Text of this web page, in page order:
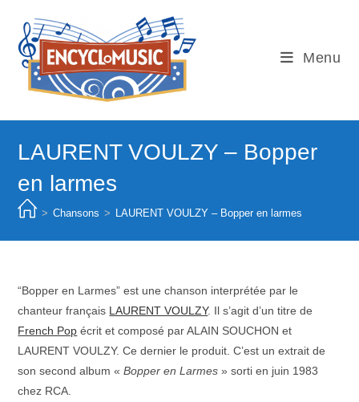
content
Menu
LAURENT VOULZY – Bopper
en larmes
> Chansons > LAURENT VOULZY – Bopper en larmes
“Bopper en Larmes” est une chanson interprétée par le
chanteur français LAURENT VOULZY. Il s’agit d’un titre de
French Pop écrit et composé par ALAIN SOUCHON et
LAURENT VOULZY. Ce dernier le produit. C’est un extrait de
son second album «Bopper en Larmes » sorti en juin 1983
chez RCA.